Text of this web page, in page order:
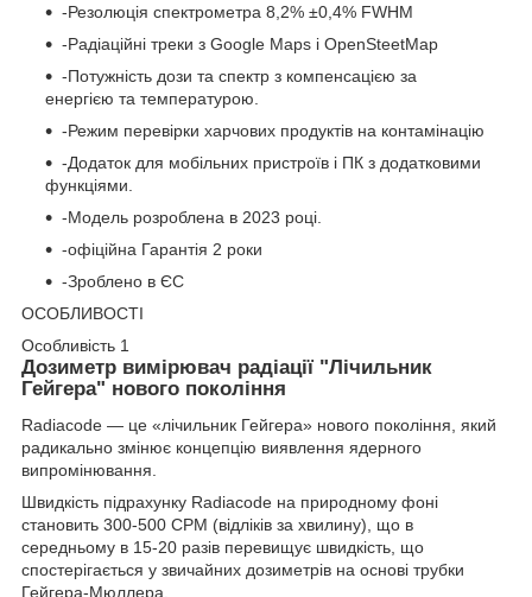
-Резолюція спектрометра 8,2% ±0,4% FWHM
-Радіаційні треки з Google Maps і OpenSteetMap
-Потужність дози та спектр з компенсацією за
енергією та температурою.
-Режим перевірки харчових продуктів на контамінацію
-Додаток для мобільних пристроїв і ПК з додатковими
функціями.
-Модель розроблена в 2023 році.
-офіційна Гарантія 2 роки
-Зроблено в ЄС
ОСОБЛИВОСТІ
Особливість 1
Дозиметр вимірювач радіації "Лічильник
Гейгера" нового покоління
Radiacode — це «лічильник Гейгера» нового покоління, який
радикально змінює концепцію виявлення ядерного
випромінювання.
Швидкість підрахунку Radiacode на природному фоні
становить 300-500 CPM (відліків за хвилину), що в
середньому в 15-20 разів перевищує швидкість, що
спостерігається у звичайних дозиметрів на основі трубки
Гейгера-Мюллера.